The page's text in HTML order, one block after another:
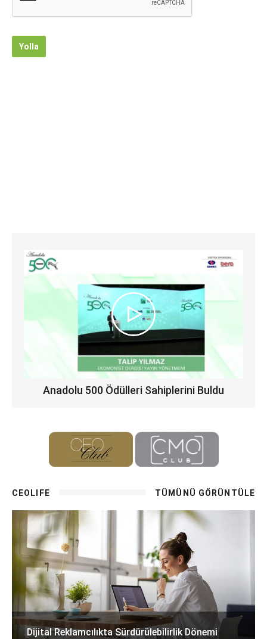
Yolla
Anadolu 500 Ödülleri Sahiplerini Buldu
CEOLIFE TÜMÜNÜ GÖRÜNTÜLE
Dijital Reklamcılıkta Sürdürülebilirlik Dönemi